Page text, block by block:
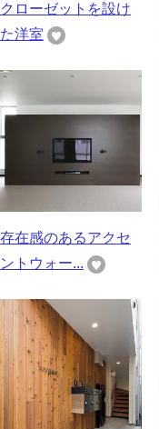
クローゼットを設け
た洋室
存在感のあるアクセ
ントウォー...